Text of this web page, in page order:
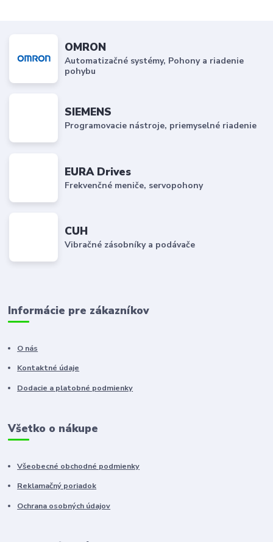
OMRON
Automatizačné systémy, Pohony a riadenie
pohybu
SIEMENS
Programovacie nástroje, priemyselné riadenie
EURA Drives
Frekvenčné meniče, servopohony
CUH
Vibračné zásobníky a podávače
Informácie pre zákazníkov
O nás
Kontaktné údaje
Dodacie a platobné podmienky
Všetko o nákupe
Všeobecné obchodné podmienky
Reklamačný poriadok
Ochrana osobných údajov